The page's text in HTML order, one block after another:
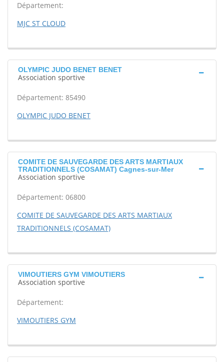
Département:
MJC ST CLOUD
OLYMPIC JUDO BENET BENET
Association sportive
Département: 85490
OLYMPIC JUDO BENET
COMITE DE SAUVEGARDE DES ARTS MARTIAUX
TRADITIONNELS (COSAMAT) Cagnes-sur-Mer
Association sportive
Département: 06800
COMITE DE SAUVEGARDE DES ARTS MARTIAUX
TRADITIONNELS (COSAMAT)
VIMOUTIERS GYM VIMOUTIERS
Association sportive
Département:
VIMOUTIERS GYM